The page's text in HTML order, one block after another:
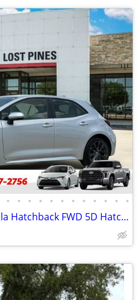
• • • • • • • • • • • •
Certified 2024 Toyota Corolla Hatchback FWD 5D Hatchback / Hatchback X